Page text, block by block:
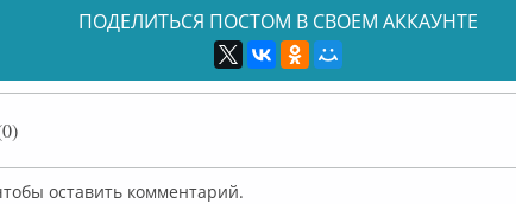
ПОДЕЛИТЬСЯ ПОСТОМ В СВОЕМ АККАУНТЕ
оставить комментарий.